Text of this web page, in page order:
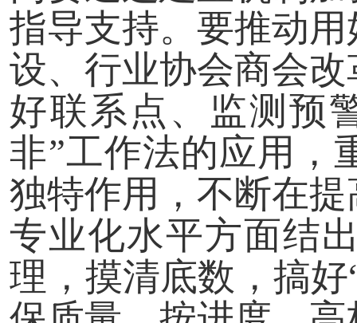
指导支持。要推动
设、行业协会商会
好联系点、监测预
非”工作法的应用，
独特作用，不断在
专业化水平方面结
理，摸清底数，搞